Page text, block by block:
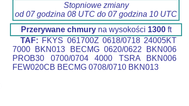
Stopniowe zmiany
od 07 godzina 08 UTC do 07 godzina 10 UTC
Przerywane chmuryna wysokości 1300ft
TAF: FKYS 061700Z 0618/0718 24005KT
7000 BKN013 BECMG 0620/0622 BKN006
PROB30 0700/0704 4000 TSRA BKN006
FEW020CB BECMG 0708/0710 BKN013